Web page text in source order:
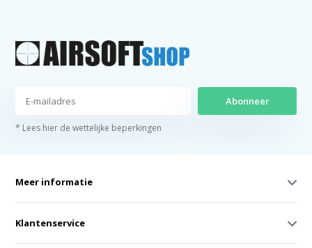
Abonneer
* Lees hier de wettelijke beperkingen
Meer informatie
Klantenservice